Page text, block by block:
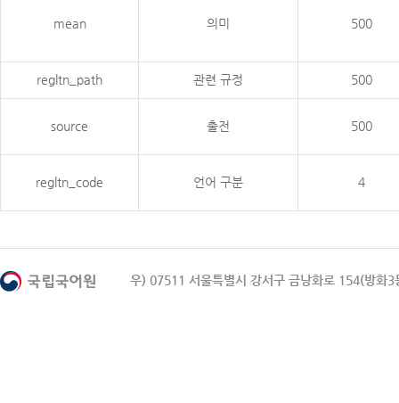
mean 의미 500
regltn_path 관련 규정 500
source 출전 500
regltn_code 언어 구분 4
우) 07511 서울특별시 강서구 금낭화로 154(방화3